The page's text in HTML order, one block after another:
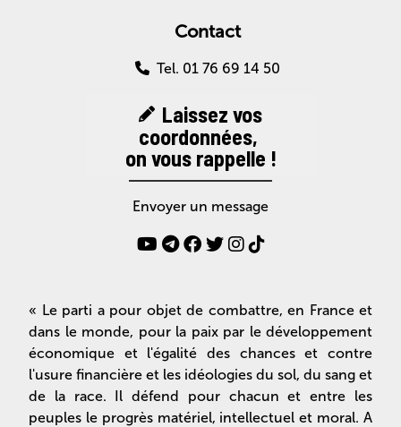
Contact
Tel. 01 76 69 14 50
Laissez vos
coordonnées,
on vous rappelle !
Envoyer un message
« Le parti a pour objet de combattre, en France et
dans le monde, pour la paix par le développement
économique et l'égalité des chances et contre
l'usure financière et les idéologies du sol, du sang et
de la race. Il défend pour chacun et entre les
peuples le progrès matériel, intellectuel et moral. A